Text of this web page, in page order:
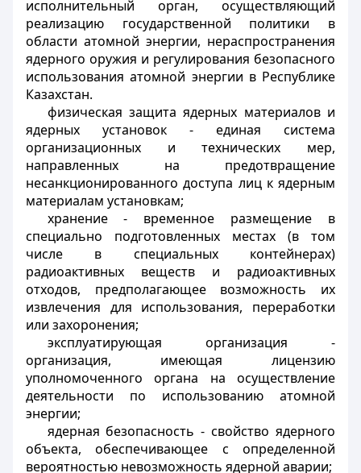
исполнительный орган, осуществляющий
реализацию государственной политики в
области атомной энергии, нераспространения
ядерного оружия и регулирования безопасного
использования атомной энергии в Республике
Казахстан.
физическая защита ядерных материалов и
ядерных установок - единая система
организационных и технических мер,
направленных на предотвращение
несанкционированного доступа лиц к ядерным
материалам установкам;
хранение - временное размещение в
специально подготовленных местах (в том
числе в специальных контейнерах)
радиоактивных веществ и радиоактивных
отходов, предполагающее возможность их
извлечения для использования, переработки
или захоронения;
эксплуатирующая организация -
организация, имеющая лицензию
уполномоченного органа на осуществление
деятельности по использованию атомной
энергии;
ядерная безопасность - свойство ядерного
объекта, обеспечивающее с определенной
вероятностью невозможность ядерной аварии;